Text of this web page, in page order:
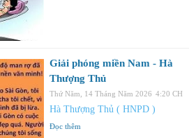
Giải phóng miền Nam - Hà
Thượng Thủ
Thứ Năm, 14 Tháng Năm 2026 4:20 CH
Hà Thượng Thủ ( HNPD )
Đọc thêm